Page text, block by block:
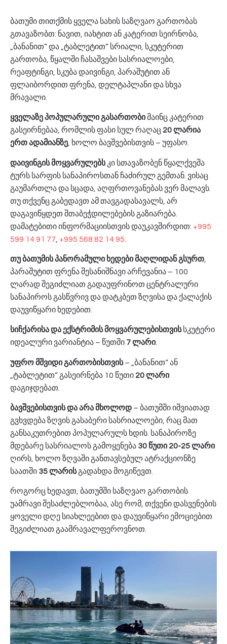
ბათუმი თითქმის ყველა სახის საზღვაო გართობას
გთავაზობთ: ნავით, იახტით ან კატერით სეირნობა,
„ბანანით“ და „ტაბლეტით“ სრიალი, სკუტერით
გართობა, წყალში ჩასაშვები სასრიალოები,
რეაფტინგი, სკუბა დაივინგი, პარაშუტით ან
ფლაიბორდით ფრენა, დელტაპლანი და სხვა
მრავალი.
ყველაზე პოპულარული გასართობიმაინც კატერით
გასეირნებაა, რომლის ფასი სულ რაღაც 20 ლარია
ერთ ადამიანზე , ხოლო ბავშვებისთვის – უფასო.
დაივინგის მოყვარულებსკი სთავაზობენ წყალქვეშა
ტურს სარფის სანაპიროსთან ჩაძირულ გემთან. ვისაც
გაუმართლა და სცადა, აღფრთოვანებას ვერ მალავს.
თუ თქვენც გაბედავთ ამ თავგადასავალს, არ
დაგავიწყდეთ შთაბეჭდილებების გაზიარება.
დამატებითი ინფორმაციისთვის დაუკავშირდით: +995
599 14 91 77 +995 568 82 14 95
თუ ბათუმის პანორამული ხედები მაღლიდან გსურთ
პარაშუტით ფრენა შესანიშნავი არჩევანია – 100
ლარად შეგიძლიათ გადაუფრინოთ ცენტრალური
სანაპიროს გასწვრივ და დატკბეთ ზღვისა და ქალაქის
დაუვიწყარი ხედებით.
სიჩქარისა და ექსტრიმის მოყვარულებისთვისსკუტერი
იდეალური ვარიანტია – წუთში 7 ლარი.
უფრო მშვიდი გართობისთვის– „ბანანით“ ან
„ტაბლეტით“ გასეირნება 10 წუთი 20 ლარი
დაგიჯდებათ.
ბავშვებისთვის და არა მხოლოდ – ბათუმში იშვიათად
გვხვდება ზღვის გასაბერი სასრიალოები, რაც მათ
განსაკუთრებით პოპულარულს ხდის. სანაპიროზე
მდებარე სასრიალოს გამოყენება 30 წუთი 20-25 ლარი
ღირს, ხოლო ზღვაში განთავსებულ ატრაქციონზე
საათში 35 ლარისგადახდა მოგიწევთ.
როგორც ხედავთ, ბათუმში საზღვაო გართობის
უამრავი შესაძლებლობაა, ასე რომ, თქვენი დასვენების
ყოველი დღე სიახლეებით და დაუვიწყარი ემოციებით
შეგიძლიათ გაამრავალფეროვნოთ.